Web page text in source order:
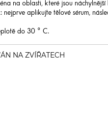
na oblasti, které jsou
nejprve aplikujte tělové sérum,
do 30 ° C.